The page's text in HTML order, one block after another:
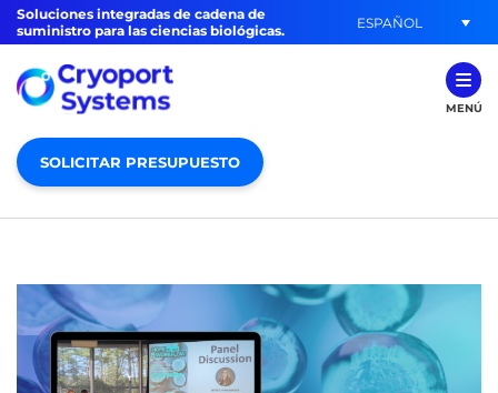
Soluciones integradas de cadena de
suministro para las ciencias biológicas.
ESPAÑOL
MENÚ
SOLICITAR PRESUPUESTO